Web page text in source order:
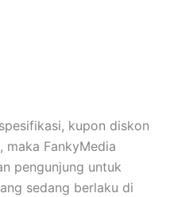
kupon diskon
, maka FankyMedia
pengunjung untuk
sedang berlaku di